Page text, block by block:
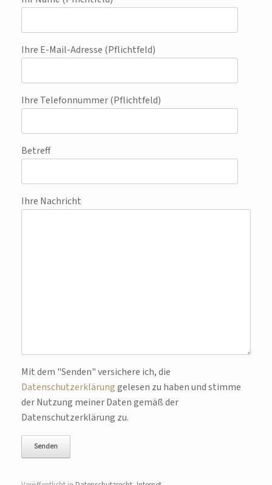
Ihre E-Mail-Adresse (Pflichtfeld)
Ihre Telefonnummer (Pflichtfeld)
Betreff
Ihre Nachricht
Bitte lasse dieses Feld leer.
Mit dem "Senden" versichere ich, die
Datenschutzerklärunggelesen zu haben und stimme
der Nutzung meiner Daten gemäß der
Datenschutzerklärung zu.